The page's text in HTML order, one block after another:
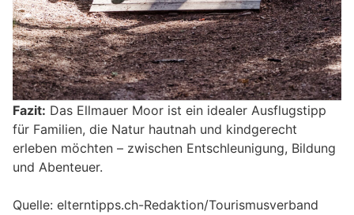
Fazit: Das Ellmauer Moor ist ein idealer Ausflugstipp
für Familien, die Natur hautnah und kindgerecht
erleben möchten – zwischen Entschleunigung, Bildung
und Abenteuer.
Quelle: elterntipps.ch-Redaktion/Tourismusverband